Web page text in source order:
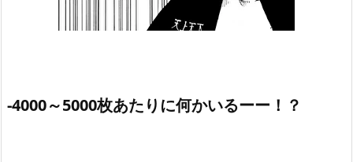
-4000～5000枚あたりに何かいるーー！？